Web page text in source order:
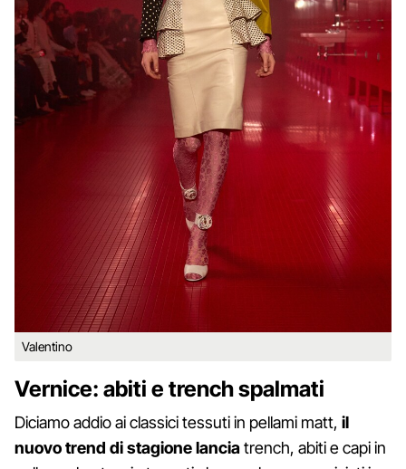
Valentino
Vernice: abiti e trench spalmati
Diciamo addio ai classici tessuti in pellami matt, il
nuovo trend di stagione lanciatrench, abiti e capi in